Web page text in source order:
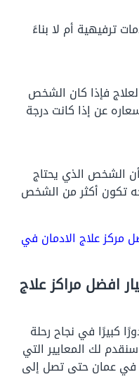
ترفيهية أم لا بناءً
فإذا كان الشخص
عن إذا كانت درجة
الشخص الذي يحتاج
تكون أكثر من الشخص
مركز علاج الادمان في
افضل مراكز علاج
كبيرًا في نجاح رحلة
لك المعايير التي
في عمان حتى تصل إلى